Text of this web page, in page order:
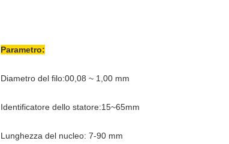
Parametro:
Diametro del filo:00,08 ~ 1,00 mm
Identificatore dello statore:15~65mm
Lunghezza del nucleo: 7-90 mm